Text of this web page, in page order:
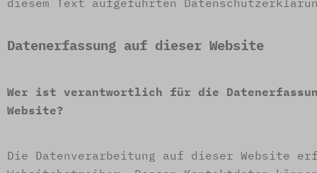
Datenerfassung auf dieser Website
Wer ist verantwortlich für die
Website?
Die Datenverarbeitung auf dieser Website